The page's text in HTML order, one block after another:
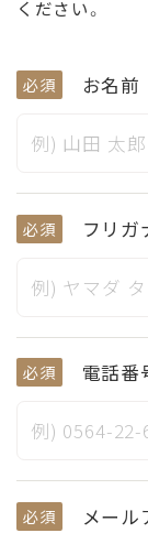
ください。
必須 お名前
必須 フリガ
必須 電話番
必須 メール